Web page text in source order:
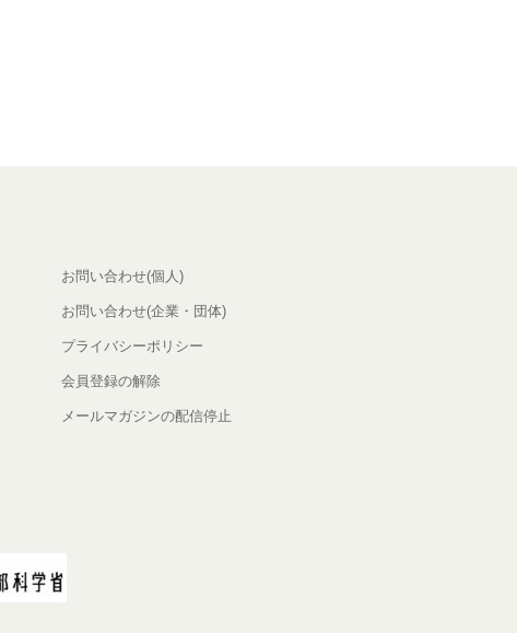
お問い合わせ(個人)
お問い合わせ(企業・団体)
プライバシーポリシー
会員登録の解除
メールマガジンの配信停止